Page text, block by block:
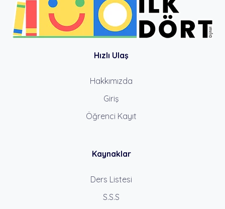
Hızlı Ulaş
Hakkımızda
Giriş
Öğrenci Kayıt
Kaynaklar
Ders Listesi
S.S.S